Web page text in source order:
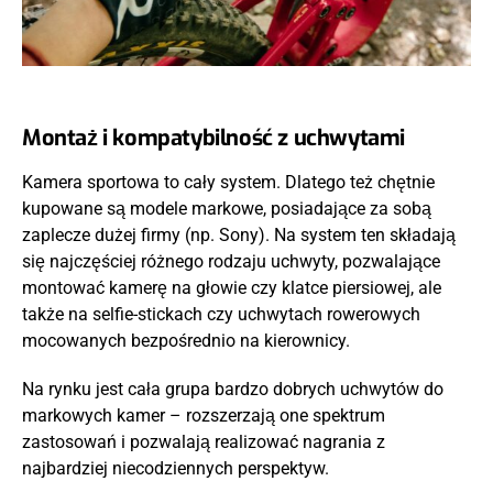
Montaż i kompatybilność z uchwytami
Kamera sportowa to cały system. Dlatego też chętnie
kupowane są modele markowe, posiadające za sobą
zaplecze dużej firmy (np. Sony). Na system ten składają
się najczęściej różnego rodzaju uchwyty, pozwalające
montować kamerę na głowie czy klatce piersiowej, ale
także na selfie-stickach czy uchwytach rowerowych
mocowanych bezpośrednio na kierownicy.
Na rynku jest cała grupa bardzo dobrych uchwytów do
markowych kamer – rozszerzają one spektrum
zastosowań i pozwalają realizować nagrania z
najbardziej niecodziennych perspektyw.